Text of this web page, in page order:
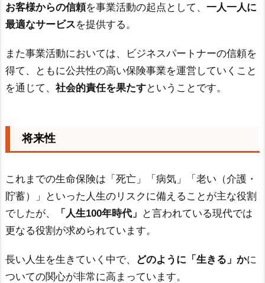
お客様からの信頼を事業活動の起点として、 一人一人に
最適なサービスを提供する。
また事業活動においては、ビジネスパートナーの信頼を
得て、ともに公共性の高い保険事業を運営していくこと
を通じて、 社会的責任を果たすということです。
将来性
これまでの生命保険は「死亡」「病気」「老い（介護・
貯蓄）」といった人生のリスクに備えることが主な役割
でしたが、
「人生100年時代」
と言われている現代では
更なる役割が求められています。
長い人生を生きていく中で、 どのように「生きる」かに
ついての関心が非常に高まっています。